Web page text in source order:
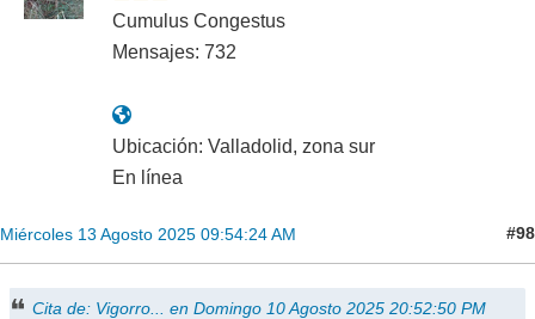
Cumulus Congestus
Mensajes: 732
Ubicación: Valladolid, zona sur
En línea
Miércoles 13 Agosto 2025 09:54:24 AM #98
Cita de: Vigorro... en Domingo 10 Agosto 2025 20:52:50 PM